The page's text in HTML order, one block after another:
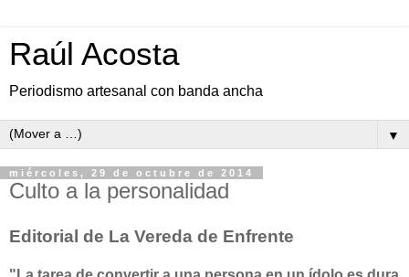
Raúl Acosta
Periodismo artesanal con banda ancha
▼
miércoles, 29 de octubre de 2014
Culto a la personalidad
Editorial de La Vereda de Enfrente